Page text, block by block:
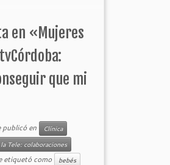
en «Mujeres
que mi
publicó en
Clínica
Tele: colaboraciones
etiquetó como
bebés